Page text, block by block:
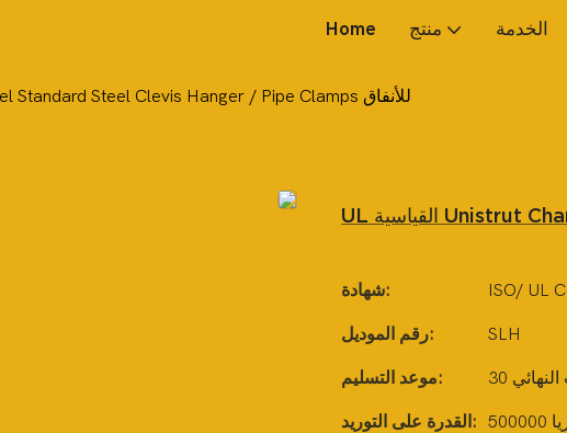
Home منتج الخدمة
UL القياسية Unistrut Channel Standard Steel Clevis Hanger / Pipe Clamps للأنفاق
شهادة: ISO/ UL
رقم الموديل: SLH
موعد التسليم:
القدرة على التوريد: